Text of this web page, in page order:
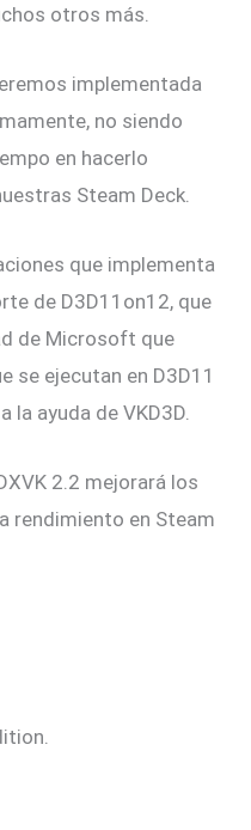
otros más.
implementada
no siendo
en hacerlo
Steam Deck.
que implementa
de D3D11on12, que
de Microsoft que
se ejecutan en D3D11
la ayuda de VKD3D.
2.2 mejorará los
rendimiento en Steam